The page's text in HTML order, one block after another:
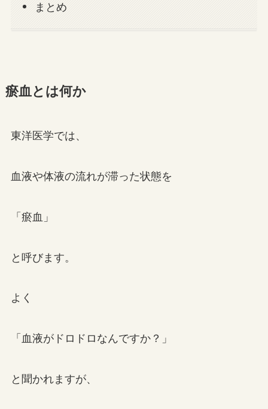
まとめ
瘀血とは何か
東洋医学では、
血液や体液の流れが滞った状態を
「瘀血」
と呼びます。
よく
「血液がドロドロなんですか？」
と聞かれますが、